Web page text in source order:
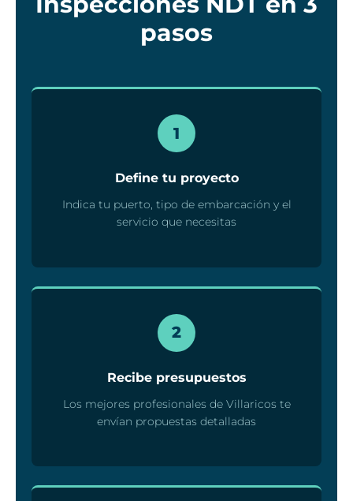
pasos
1
Define tu proyecto
Indica tu puerto, tipo de embarcación y el
servicio que necesitas
2
Recibe presupuestos
Los mejores profesionales de Villaricos te
envían propuestas detalladas